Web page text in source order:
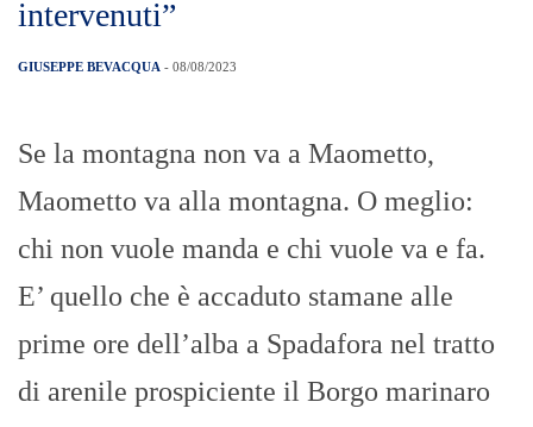
di arenile prospiciente il Borgo marinaro
già teatro della prima edizione della Festa
Naufragio di Lampedusa: la madre
riconosce il figlio morto che credeva
in salvo
GIUSEPPE BEVACQUA - 08/08/2023